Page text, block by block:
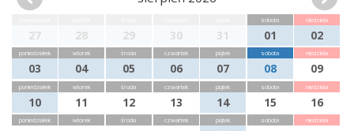
27 28 29 30 31
sobota
01
niedziela
02
poniedziałek
03
wtorek
04
środa
05
czwartek
06
piątek
07
sobota
08
niedziela
09
poniedziałek
10
wtorek
11
środa
12
czwartek
13
piątek
14
sobota
15
niedziela
16
poniedziałek wtorek środa czwartek piątek sobota niedziela